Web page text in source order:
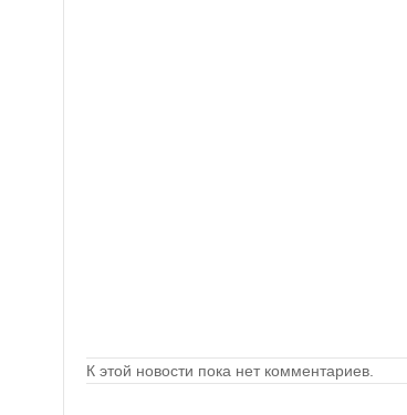
К этой новости пока нет комментариев.